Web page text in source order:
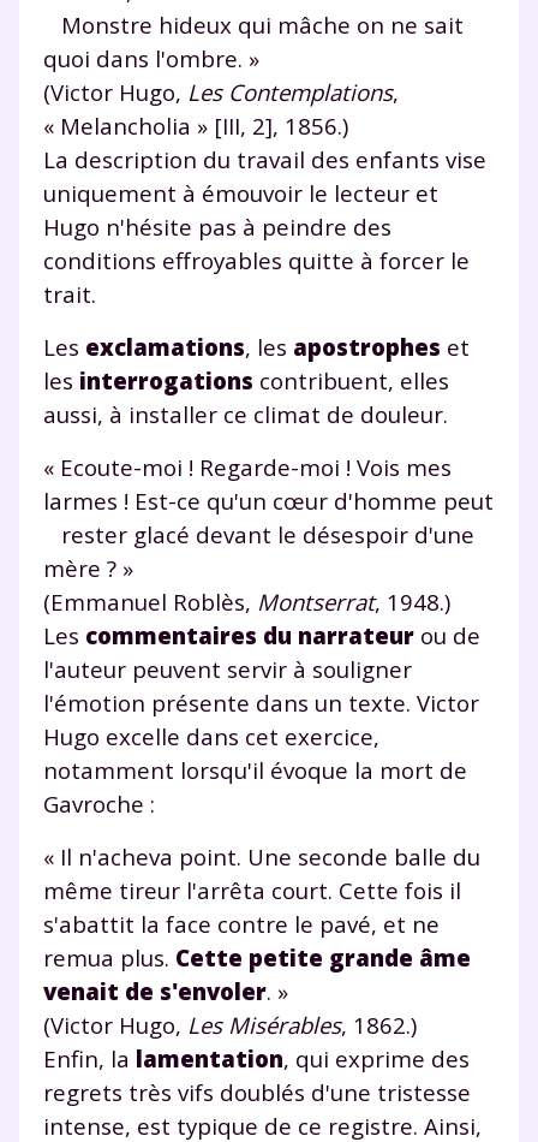
Monstre hideux qui mâche on ne sait
quoi dans l'ombre. »
(Victor Hugo, Les Contemplations,
« Melancholia » [III, 2], 1856.)
La description du travail des enfants vise
uniquement à émouvoir le lecteur et
Hugo n'hésite pas à peindre des
conditions effroyables quitte à forcer le
trait.
Les exclamations, les apostrophes et
les interrogations contribuent, elles
aussi, à installer ce climat de douleur.
« Ecoute-moi ! Regarde-moi ! Vois mes
larmes ! Est-ce qu'un cœur d'homme peut
rester glacé devant le désespoir d'une
mère ? »
(Emmanuel Roblès, Montserrat, 1948.)
Les commentaires du narrateur ou de
l'auteur peuvent servir à souligner
l'émotion présente dans un texte. Victor
Hugo excelle dans cet exercice,
notamment lorsqu'il évoque la mort de
Gavroche :
« Il n'acheva point. Une seconde balle du
même tireur l'arrêta court. Cette fois il
s'abattit la face contre le pavé, et ne
remua plus. Cette petite grande âme
venait de s'envoler. »
(Victor Hugo, Les Misérables, 1862.)
Enfin, la lamentation, qui exprime des
regrets très vifs doublés d'une tristesse
intense, est typique de ce registre. Ainsi,